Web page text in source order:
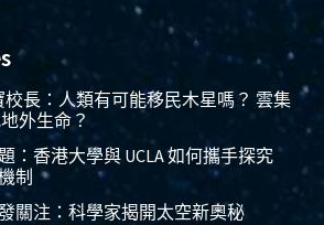
長：人類有可能移民木星嗎？ 雲集
外生命？
：香港大學與 UCLA 如何攜手探究
制
關注：科學家揭開太空新奧秘